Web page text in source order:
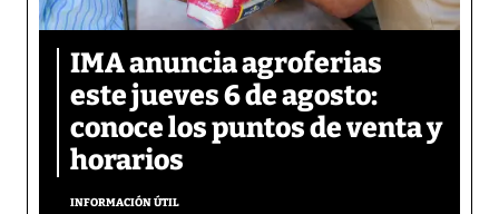
IMA anuncia agroferias
este jueves 6 de agosto:
conoce los puntos de venta y
horarios
INFORMACIÓN ÚTIL